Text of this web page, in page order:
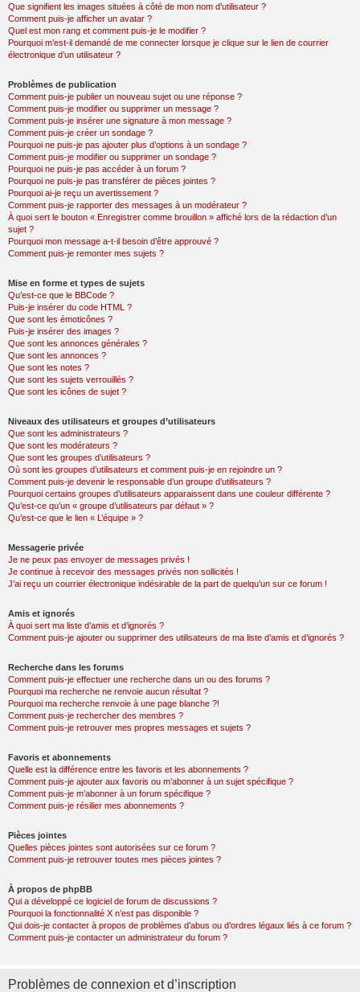
Que signifient les images situées à côté de mon nom d’utilisateur ?
Comment puis-je afficher un avatar ?
Quel est mon rang et comment puis-je le modifier ?
Pourquoi m’est-il demandé de me connecter lorsque je clique sur le lien de courrier
électronique d’un utilisateur ?
Problèmes de publication
Comment puis-je publier un nouveau sujet ou une réponse ?
Comment puis-je modifier ou supprimer un message ?
Comment puis-je insérer une signature à mon message ?
Comment puis-je créer un sondage ?
Pourquoi ne puis-je pas ajouter plus d’options à un sondage ?
Comment puis-je modifier ou supprimer un sondage ?
Pourquoi ne puis-je pas accéder à un forum ?
Pourquoi ne puis-je pas transférer de pièces jointes ?
Pourquoi ai-je reçu un avertissement ?
Comment puis-je rapporter des messages à un modérateur ?
À quoi sert le bouton « Enregistrer comme brouillon » affiché lors de la rédaction d’un
sujet ?
Pourquoi mon message a-t-il besoin d’être approuvé ?
Comment puis-je remonter mes sujets ?
Mise en forme et types de sujets
Qu’est-ce que le BBCode ?
Puis-je insérer du code HTML ?
Que sont les émoticônes ?
Puis-je insérer des images ?
Que sont les annonces générales ?
Que sont les annonces ?
Que sont les notes ?
Que sont les sujets verrouillés ?
Que sont les icônes de sujet ?
Niveaux des utilisateurs et groupes d’utilisateurs
Que sont les administrateurs ?
Que sont les modérateurs ?
Que sont les groupes d’utilisateurs ?
Où sont les groupes d’utilisateurs et comment puis-je en rejoindre un ?
Comment puis-je devenir le responsable d’un groupe d’utilisateurs ?
Pourquoi certains groupes d’utilisateurs apparaissent dans une couleur différente ?
Qu’est-ce qu’un « groupe d’utilisateurs par défaut » ?
Qu’est-ce que le lien « L’équipe » ?
Messagerie privée
Je ne peux pas envoyer de messages privés !
Je continue à recevoir des messages privés non sollicités !
J’ai reçu un courrier électronique indésirable de la part de quelqu’un sur ce forum !
Amis et ignorés
À quoi sert ma liste d’amis et d’ignorés ?
Comment puis-je ajouter ou supprimer des utilisateurs de ma liste d’amis et d’ignorés ?
Recherche dans les forums
Comment puis-je effectuer une recherche dans un ou des forums ?
Pourquoi ma recherche ne renvoie aucun résultat ?
Pourquoi ma recherche renvoie à une page blanche ?!
Comment puis-je rechercher des membres ?
Comment puis-je retrouver mes propres messages et sujets ?
Favoris et abonnements
Quelle est la différence entre les favoris et les abonnements ?
Comment puis-je ajouter aux favoris ou m’abonner à un sujet spécifique ?
Comment puis-je m’abonner à un forum spécifique ?
Comment puis-je résilier mes abonnements ?
Pièces jointes
Quelles pièces jointes sont autorisées sur ce forum ?
Comment puis-je retrouver toutes mes pièces jointes ?
À propos de phpBB
Qui a développé ce logiciel de forum de discussions ?
Pourquoi la fonctionnalité X n’est pas disponible ?
Qui dois-je contacter à propos de problèmes d’abus ou d’ordres légaux liés à ce forum ?
Comment puis-je contacter un administrateur du forum ?
Problèmes de connexion et d’inscription